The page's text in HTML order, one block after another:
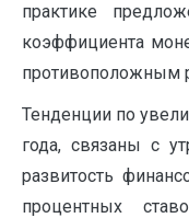
практике
коэффициента
противоположным
Тенденции по
года, связаны с
развитость
процентных